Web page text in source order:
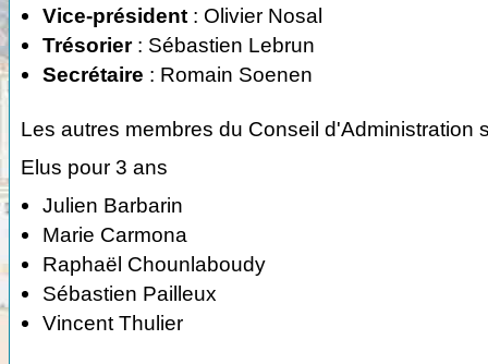
Vice-président : Olivier Nosal
Trésorier: Sébastien Lebrun
Secrétaire : Romain Soenen
Les autres membres du Conseil d'Administration
Elus pour 3 ans
Julien Barbarin
Marie Carmona
Raphaël Chounlaboudy
Sébastien Pailleux
Vincent Thulier